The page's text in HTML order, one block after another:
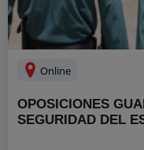
Online
OPOSICIONES
SEGURIDAD DEL